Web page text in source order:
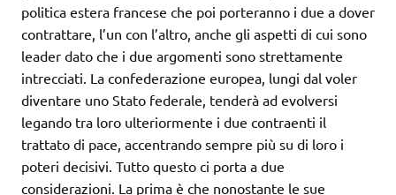
politica estera francese che poi porteranno i due a dover
contrattare, l’un con l’altro, anche gli aspetti di cui sono
leader dato che i due argomenti sono strettamente
intrecciati. La confederazione europea, lungi dal voler
diventare uno Stato federale, tenderà ad evolversi
legando tra loro ulteriormente i due contraenti il
trattato di pace, accentrando sempre più su di loro i
poteri decisivi. Tutto questo ci porta a due
considerazioni. La prima è che nonostante le sue